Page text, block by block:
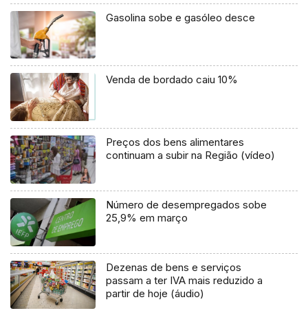
Gasolina sobe e gasóleo desce
Venda de bordado caiu 10%
Preços dos bens alimentares
continuam a subir na Região (vídeo)
Número de desempregados sobe
25,9% em março
Dezenas de bens e serviços
passam a ter IVA mais reduzido a
partir de hoje (áudio)